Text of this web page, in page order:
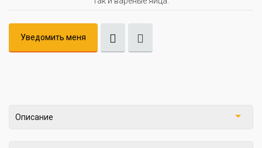
Уведомить меня
Описание